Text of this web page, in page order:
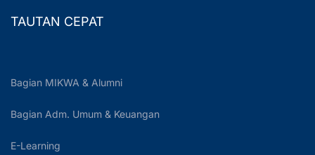
TAUTAN CEPAT
Bagian MIKWA & Alumni
Bagian Adm. Umum & Keuangan
E-Learning